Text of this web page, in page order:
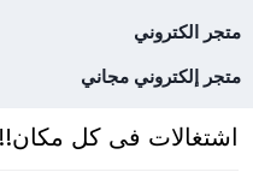
متجر الكتروني
متجر إلكتروني مجاني
اشتغالات فى كل مكان!!